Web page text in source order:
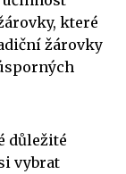
které
žárovky
důležité
vybrat